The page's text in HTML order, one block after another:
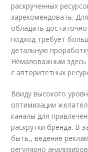
раскрученных
зарекомендовать.
обладать
подход требует
детальную
Немаловажным здесь
с авторитетных
Ввиду высокого
оптимизации
каналы для
раскрутки бренда. В
быть,, ведение
регулярно